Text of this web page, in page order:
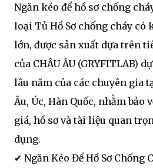
Ngăn kéo để hồ sơ chống
loại Tủ Hồ Sơ chống cháy có
lớn, được sản xuất dựa trên
của CHÂU ÂU (GRYFITLAB)
lâu năm của các chuyên gia
Âu, Úc, Hàn Quốc, nhằm bảo
giá, hồ sơ và tài liệu quan
dụng.
✔ Ngăn Kéo Để Hồ Sơ Chống